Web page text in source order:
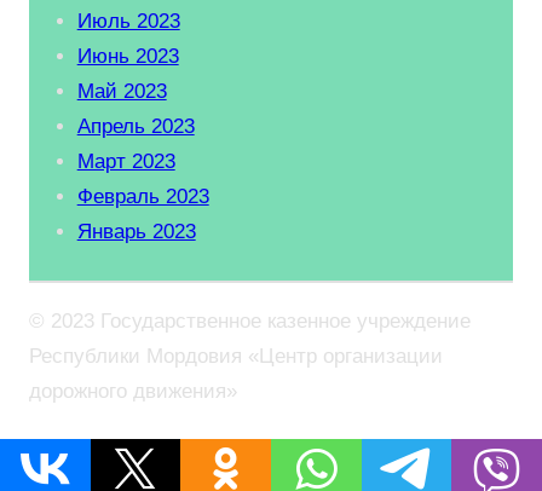
Июль 2023
Июнь 2023
Май 2023
Апрель 2023
Март 2023
Февраль 2023
Январь 2023
© 2023 Государственное казенное учреждение
Республики Мордовия «Центр организации
дорожного движения»